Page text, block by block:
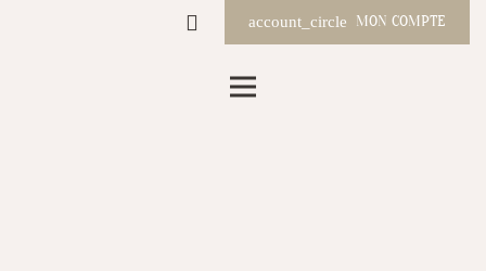
account_circle MON COMPTE